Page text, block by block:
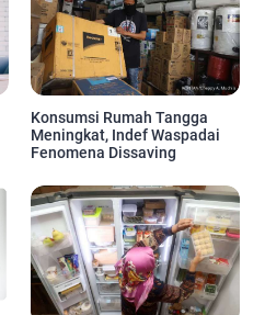
Konsumsi Rumah Tangga
Meningkat, Indef Waspadai
Fenomena Dissaving